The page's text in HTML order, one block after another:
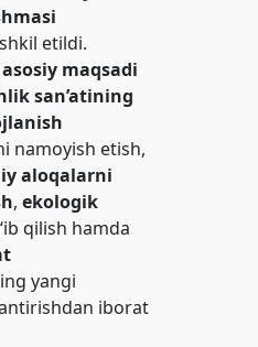
etildi.
asosiy maqsadi
san’atining
namoyish etish,
aloqalarni
,ekologik
qilish hamda
yangi
iborat